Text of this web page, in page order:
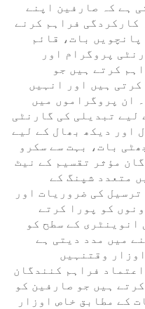
ہے کہ صارفین اپنے
کارکردگی فراہم کرنے
بات، قائم
پروگرام اور
کرتے ہیں جو
ہیں اور انہیں
ان پروگراموں میں
لیے تبدیلی کی گارنٹی
اور دیکھ بھال کے لیے
بات، بہت سے سکرو
مؤثر تقسیم کے نیٹ
متعدد شپنگ کے
کی ضروریات اور
کو پورا کرتے
انوینٹری کے سطح کو
میں مدد دیتی ہے
وقتنہیں
فراہم کنندگان
ہیں جو صارفین کو
کے مطابق خاص اوزار